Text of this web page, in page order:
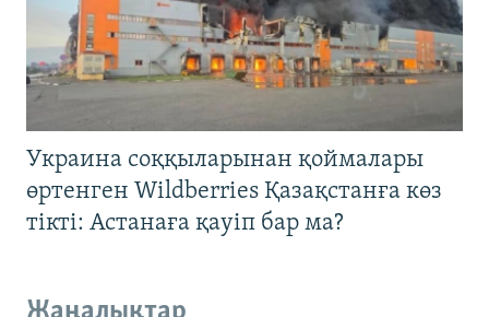
Украина соққыларынан қоймалары
өртенген Wildberries Қазақстанға көз
тікті: Астанаға қауіп бар ма?